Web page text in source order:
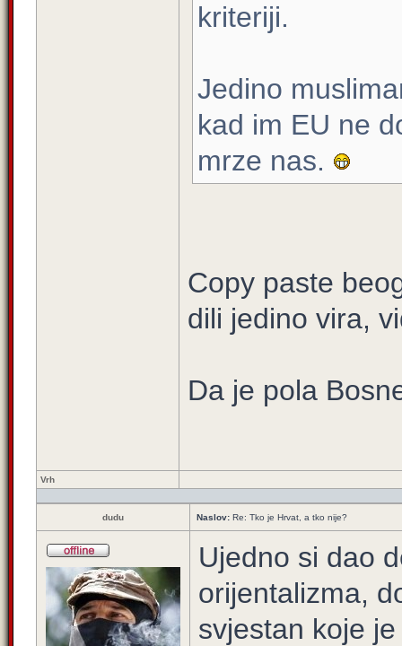
kriteriji.
Jedino
kad im EU ne
mrze nas.
Copy paste
dili jedino vira,
Da je pola
Vrh
dudu Naslov: Re: Tko je Hrvat, a tko nije?
Ujedno si dao
orijentalizma,
svjestan koje